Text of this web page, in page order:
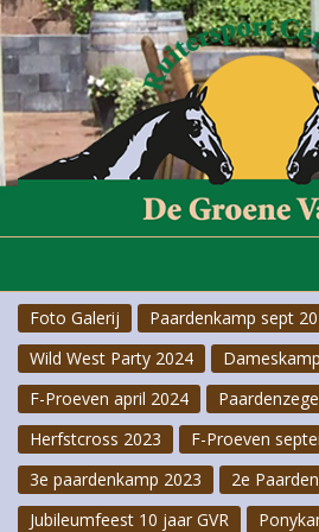
Home
Informatie
Actueel
Rijvereniging
Foto Galerij
Paardenkamp sept
Wild West Party 2024
F-Proeven april 2024
Herfstcross 2023
F-Proeven
3e paardenkamp 2023
2e
Jubileumfeest 10 jaar GVR